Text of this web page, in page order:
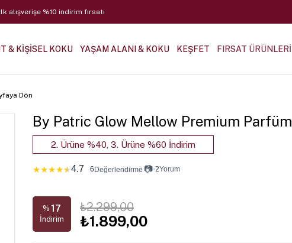
alışverişe %10 indirim fırsatı
& KİŞİSEL KOKU YAŞAM ALANI & KOKU KEŞFET FIRSAT ÜRÜNLERİ
Dön
By Patric Glow Mellow Premium Parfüm
2. Ürüne %40, 3. Ürüne %60 İndirim
★★★★★4.7 6 Değerlendirme 📷•2Yorum
% 17
İndirim
₺2.299,00
₺1.899,00